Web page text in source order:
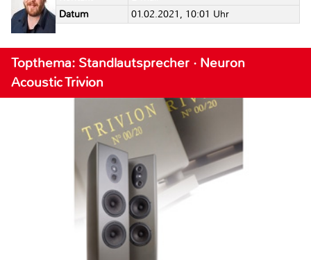
Datum
01.02.2021, 10:01 Uhr
Topthema: Standlautsprecher · Neuron
Acoustic Trivion